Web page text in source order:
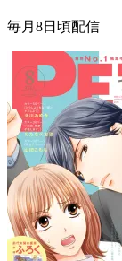
毎月8日頃配信